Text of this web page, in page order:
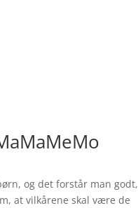
og det forstår man godt,
at vilkårene skal være de